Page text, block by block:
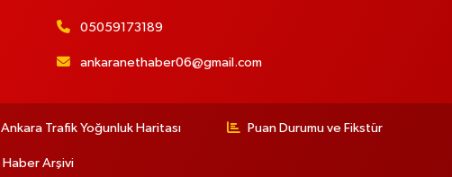
05059173189
ankaranethaber06@gmail.com
Ankara Trafik Yoğunluk Haritası Puan Durumu ve Fikstür
Haber Arşivi